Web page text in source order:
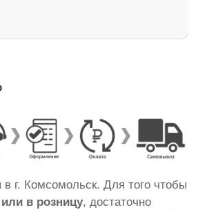
в г. Комсомольск. Для того чтобы
в розницу, достаточно